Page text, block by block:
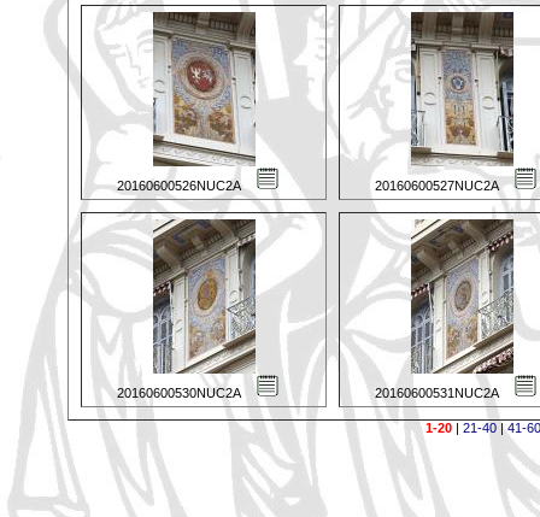
20160600526NUC2A 20160600527NUC2A
20160600530NUC2A 20160600531NUC2A
1-20 | 21-40 |41-60